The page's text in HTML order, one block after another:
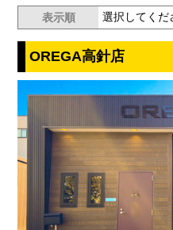
表示順
OREGA高針店